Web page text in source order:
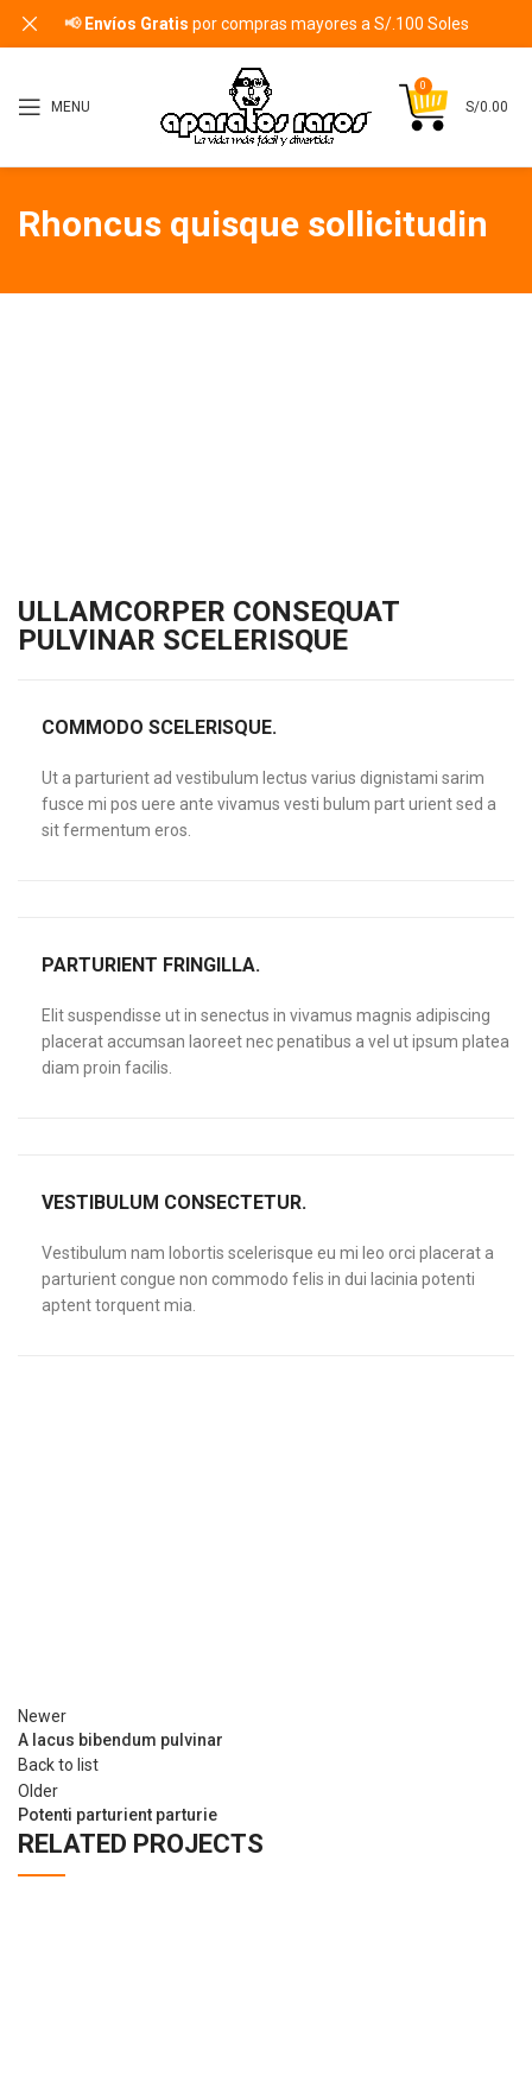
MENU
0
S/0.00
Rhoncus quisque sollicitudin
ULLAMCORPER CONSEQUAT
PULVINAR SCELERISQUE
COMMODO SCELERISQUE.
Ut a parturient ad vestibulum lectus varius dignistami sarim
fusce mi pos uere ante vivamus vesti bulum part urient sed a
sit fermentum eros.
PARTURIENT FRINGILLA.
Elit suspendisse ut in senectus in vivamus magnis adipiscing
placerat accumsan laoreet nec penatibus a vel ut ipsum platea
diam proin facilis.
VESTIBULUM CONSECTETUR.
Vestibulum nam lobortis scelerisque eu mi leo orci placerat a
parturient congue non commodo felis in dui lacinia potenti
aptent torquent mia.
Newer
A lacus bibendum pulvinar
Back to list
Older
Potenti parturient parturie
RELATED PROJECTS
📢 Envíos Gratis por compras mayores a S/.100 Soles